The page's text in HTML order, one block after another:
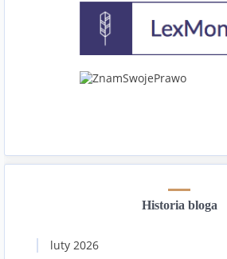
Historia bloga
luty 2026